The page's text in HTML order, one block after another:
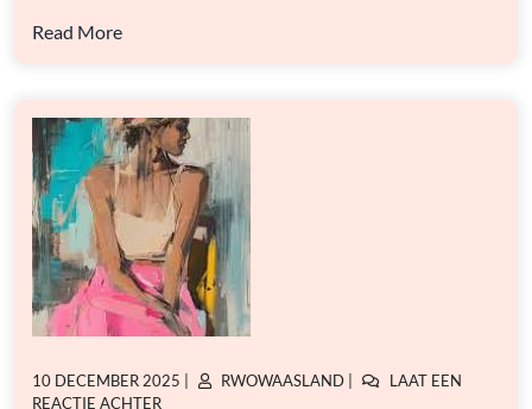
Read More
GEPLAATST
OP
10 DECEMBER 2025
GEPLAATST
RWOWAASLAND
LAAT EEN
REACTIE ACHTEROP